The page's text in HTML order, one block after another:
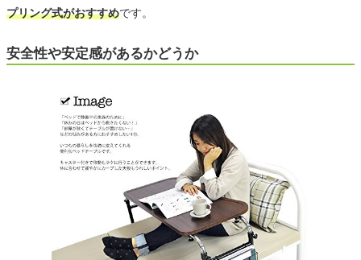
プリング式がおすすめです。
安全性や安定感があるかどうか